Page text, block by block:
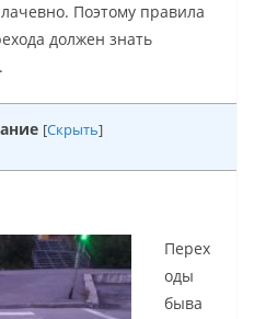
Поэтому правила
должен знать
[Скрыть]
Перех
оды
быва